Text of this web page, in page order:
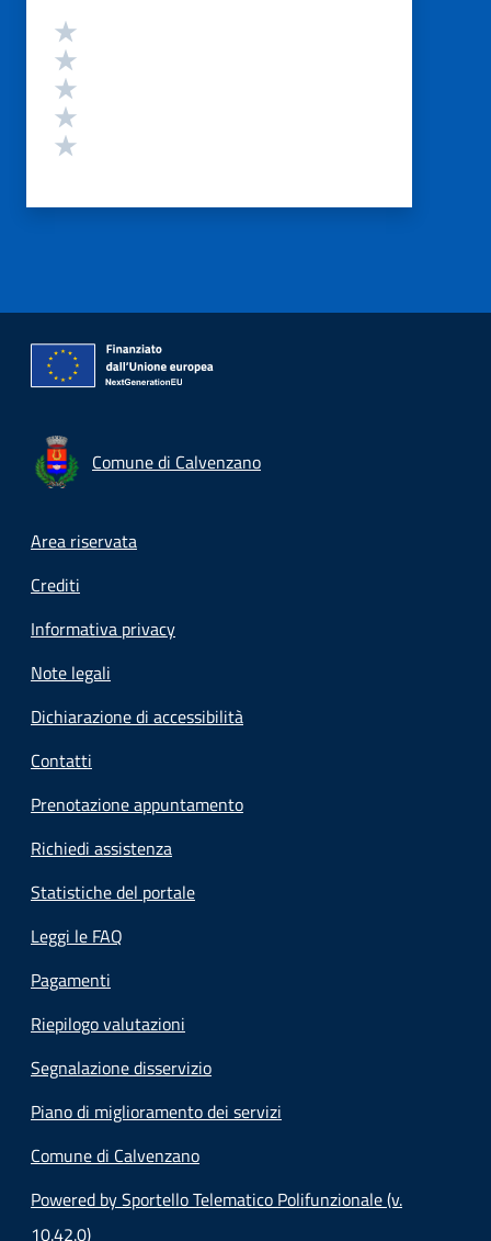
Valutazione
Comune di Calvenzano
Footer menu
Area riservata
Crediti
Informativa privacy
Note legali
Dichiarazione di accessibilità
Contatti
Prenotazione appuntamento
Richiedi assistenza
Statistiche del portale
Leggi le FAQ
Pagamenti
Riepilogo valutazioni
Segnalazione disservizio
Piano di miglioramento dei servizi
Comune di Calvenzano
Powered by Sportello Telematico Polifunzionale (v.
10.42.0)